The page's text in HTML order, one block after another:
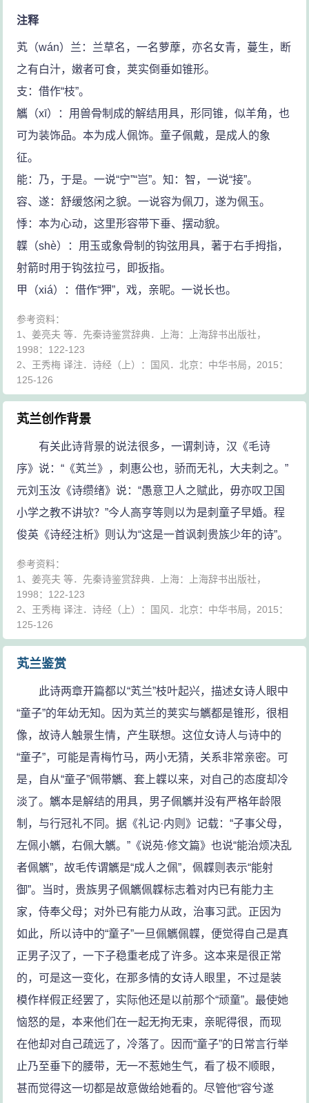
注释
芄（wán）兰：兰草名，一名萝藦，亦名女青，蔓生，断
之有白汁，嫩者可食，荚实倒垂如锥形。
支：借作“枝”。
觿（xī）：用兽骨制成的解结用具，形同锥，似羊角，也
可为装饰品。本为成人佩饰。童子佩戴，是成人的象
征。
能：乃，于是。一说“宁”“岂”。知：智，一说“接”。
容、遂：舒缓悠闲之貌。一说容为佩刀，遂为佩玉。
悸：本为心动，这里形容带下垂、摆动貌。
韘（shè）：用玉或象骨制的钩弦用具，著于右手拇指，
射箭时用于钩弦拉弓，即扳指。
甲（xiá）：借作“狎”，戏，亲昵。一说长也。
参考资料：
1、姜亮夫 等．先秦诗鉴赏辞典．上海：上海辞书出版社，
1998：122-123
2、王秀梅 译注．诗经（上）：国风．北京：中华书局，2015：
125-126
芄兰创作背景
有关此诗背景的说法很多，一谓刺诗，汉《毛诗
序》说：“《芄兰》，刺惠公也，骄而无礼，大夫刺之。”
元刘玉汝《诗缵绪》说：“愚意卫人之赋此，毋亦叹卫国
小学之教不讲欤？”今人高亨等则以为是刺童子早婚。程
俊英《诗经注析》则认为“这是一首讽刺贵族少年的诗”。
参考资料：
1、姜亮夫 等．先秦诗鉴赏辞典．上海：上海辞书出版社，
1998：122-123
2、王秀梅 译注．诗经（上）：国风．北京：中华书局，2015：
125-126
芄兰鉴赏
此诗两章开篇都以“芄兰”枝叶起兴，描述女诗人眼中
“童子”的年幼无知。因为芄兰的荚实与觽都是锥形，很相
像，故诗人触景生情，产生联想。这位女诗人与诗中的
“童子”，可能是青梅竹马，两小无猜，关系非常亲密。可
是，自从“童子”佩带觽、套上韘以来，对自己的态度却冷
淡了。觽本是解结的用具，男子佩觽并没有严格年龄限
制，与行冠礼不同。据《礼记·内则》记载：“子事父母，
左佩小觽，右佩大觽。”《说苑·修文篇》也说“能治烦决乱
者佩觽”，故毛传谓觽是“成人之佩”，佩韘则表示“能射
御”。当时，贵族男子佩觽佩韘标志着对内已有能力主
家，侍奉父母；对外已有能力从政，治事习武。正因为
如此，所以诗中的“童子”一旦佩觽佩韘，便觉得自己是真
正男子汉了，一下子稳重老成了许多。这本来是很正常
的，可是这一变化，在那多情的女诗人眼里，不过是装
模作样假正经罢了，实际他还是以前那个“顽童”。最使她
恼怒的是，本来他们在一起无拘无束，亲昵得很，而现
在他却对自己疏远了，冷落了。因而“童子”的日常言行举
止乃至垂下的腰带，无一不惹她生气，看了极不顺眼，
甚而觉得这一切都是故意做给她看的。尽管他“容兮遂